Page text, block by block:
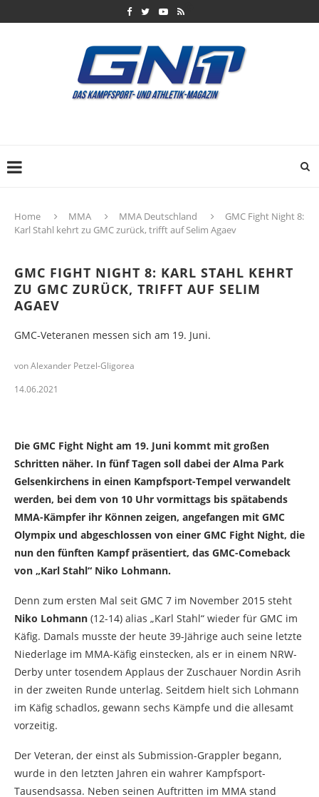
Home MMA MMA Deutschland
GMC Fight Night 8:
Karl Stahl kehrt zu GMC zurück, trifft auf Selim Agaev
GMC FIGHT NIGHT 8: KARL STAHL KEHRT
ZU GMC ZURÜCK, TRIFFT AUF SELIM
AGAEV
GMC-Veteranen messen sich am 19. Juni.
von Alexander Petzel-Gligorea
14.06.2021
Die GMC Fight Night am 19. Juni kommt mit großen
Schritten näher. In fünf Tagen soll dabei der Alma Park
Gelsenkirchens in einen Kampfsport-Tempel verwandelt
werden, bei dem von 10 Uhr vormittags bis spätabends
MMA-Kämpfer ihr Können zeigen, angefangen mit GMC
Olympix und abgeschlossen von einer GMC Fight Night, die
nun den fünften Kampf präsentiert, das GMC-Comeback
von „Karl Stahl“ Niko Lohmann.
Denn zum ersten Mal seit GMC 7 im November 2015 steht
Niko Lohmann (12-14) alias „Karl Stahl“ wieder für GMC im
Käfig. Damals musste der heute 39-Jährige auch seine letzte
Niederlage im MMA-Käfig einstecken, als er in einem NRW-
Derby unter tosendem Applaus der Zuschauer Nordin Asrih
in der zweiten Runde unterlag. Seitdem hielt sich Lohmann
im Käfig schadlos, gewann sechs Kämpfe und die allesamt
vorzeitig.
Der Veteran, der einst als Submission-Grappler begann,
wurde in den letzten Jahren ein wahrer Kampfsport-
Tausendsassa. Neben seinen Auftritten im MMA stand